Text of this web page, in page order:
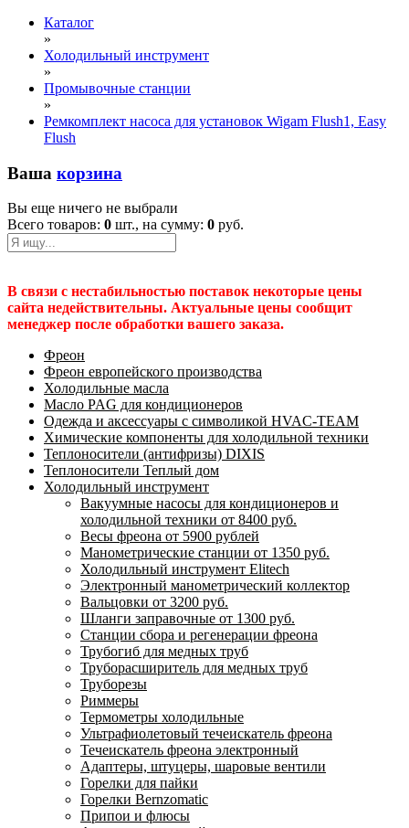
Каталог
»
Холодильный инструмент
»
Промывочные станции
»
Ремкомплект насоса для установок Wigam Flush1, Easy
Flush
Ваша корзина
Вы еще ничего не выбрали
Всего товаров: 0 шт., на сумму: 0 руб.
В связи с нестабильностью поставок некоторые цены
сайта недействительны. Актуальные цены сообщит
менеджер после обработки вашего заказа.
Фреон
Фреон европейского производства
Холодильные масла
Масло PAG для кондиционеров
Одежда и аксессуары с символикой HVAC-TEAM
Химические компоненты для холодильной техники
Теплоносители (антифризы) DIXIS
Теплоносители Теплый дом
Холодильный инструмент
Вакуумные насосы для кондиционеров и
холодильной техники от 8400 руб.
Весы фреона от 5900 рублей
Манометрические станции от 1350 руб.
Холодильный инструмент Elitech
Электронный манометрический коллектор
Вальцовки от 3200 руб.
Шланги заправочные от 1300 руб.
Станции сбора и регенерации фреона
Трубогиб для медных труб
Труборасширитель для медных труб
Труборезы
Риммеры
Термометры холодильные
Ультрафиолетовый течеискатель фреона
Течеискатель фреона электронный
Адаптеры, штуцеры, шаровые вентили
Горелки для пайки
Горелки Bernzomatic
Припои и флюсы